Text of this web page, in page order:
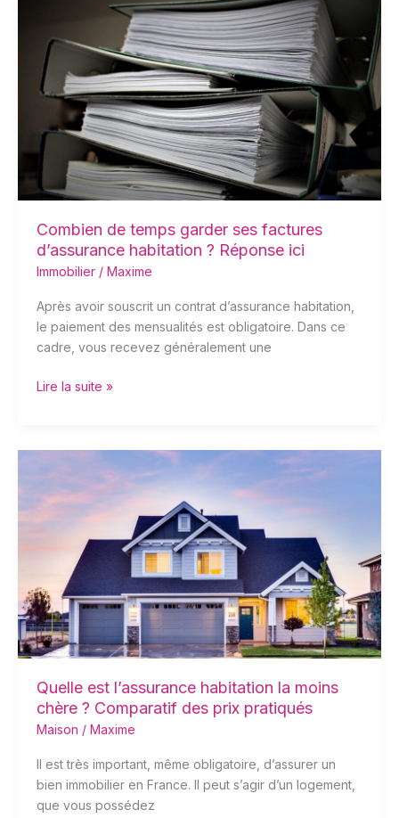
Combien de temps garder ses factures
d’assurance habitation ? Réponse ici
Immobilier / Maxime
Après avoir souscrit un contrat d’assurance habitation,
le paiement des mensualités est obligatoire. Dans ce
cadre, vous recevez généralement une
temps
garder
ses
factures
d’assurance
habitation
Réponse
Lire la suite »
Quelle est l’assurance habitation la moins
chère ? Comparatif des prix pratiqués
Maison / Maxime
Il est très important, même obligatoire, d’assurer un
bien immobilier en France. Il peut s’agir d’un logement,
que vous possédez
l’assurance
habitation
chère
?
Comparatif
des
pratiqués